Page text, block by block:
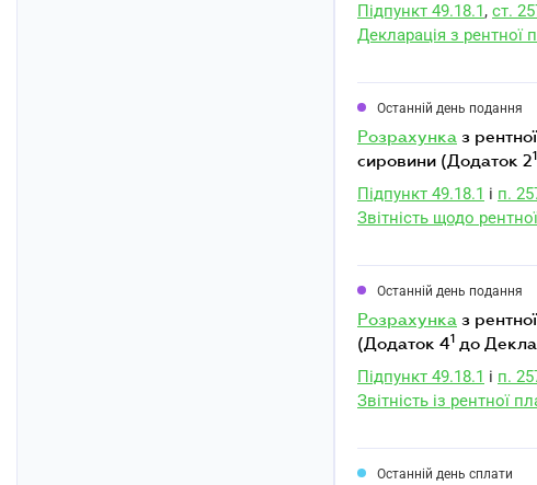
Підпункт 49.18.1, ст.
Декларація з рентної
Останній день подання
розрахунка з
сировини (Додаток 21
Підпункт 49.18.1 і п.
Звітність щодо
Останній день подання
розрахунка з
(Додаток 41 до
Підпункт 49.18.1 і п.
Звітність із рентної
Останній день сплати